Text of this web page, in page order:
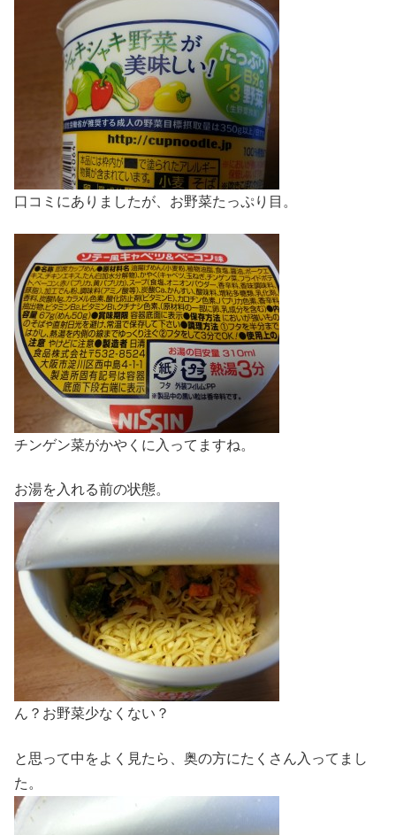
口コミにありましたが、お野菜たっぷり目。
チンゲン菜がかやくに入ってますね。
お湯を入れる前の状態。
ん？お野菜少なくない？
と思って中をよく見たら、奥の方にたくさん入ってまし
た。